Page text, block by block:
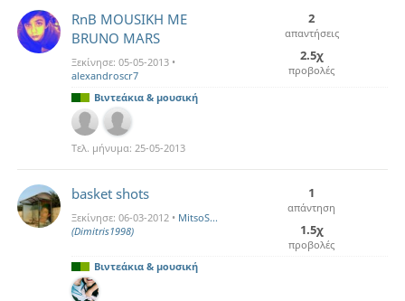
RnB MOUSIKH ME
BRUNO MARS
Ξεκίνησε: 05-05-2013 •
alexandroscr7
2
απαντήσεις
2.5χ
προβολές
Βιντεάκια & μουσική
Τελ. μήνυμα: 25-05-2013
basket shots
Ξεκίνησε: 06-03-2012 • MitsoS...
(Dimitris1998)
1
απάντηση
1.5χ
προβολές
Βιντεάκια & μουσική